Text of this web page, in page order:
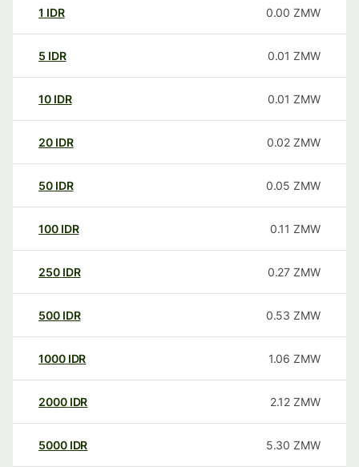
1 IDR 0.00 ZMW
5 IDR 0.01 ZMW
10 IDR 0.01 ZMW
20 IDR 0.02 ZMW
50 IDR 0.05 ZMW
100 IDR 0.11 ZMW
250 IDR 0.27 ZMW
500 IDR 0.53 ZMW
1000 IDR 1.06 ZMW
2000 IDR 2.12 ZMW
5000 IDR 5.30 ZMW